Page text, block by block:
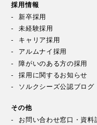
採用情報
新卒採用
未経験採用
キャリア採用
アルムナイ採用
障がいのある方の採用
採用に関するお知らせ
ソルクシーズ公認ブログ
その他
お問い合わせ窓口・資料